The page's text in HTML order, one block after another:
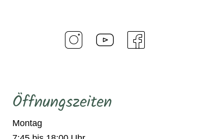
Öffnungszeiten
Montag